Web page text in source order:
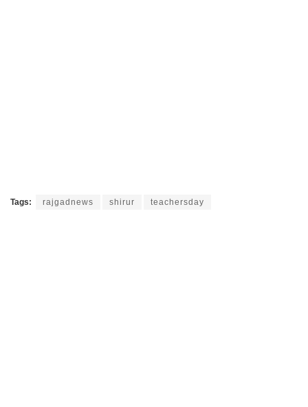
Tags: rajgadnews shirur teachersday